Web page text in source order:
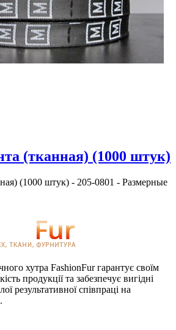
(тканная) (1000 штук)
(1000 штук) - 205-0801 - Размерные
хутра FashionFur гарантує своїм
продукції та забезпечує вигідні
результативної співпраці на